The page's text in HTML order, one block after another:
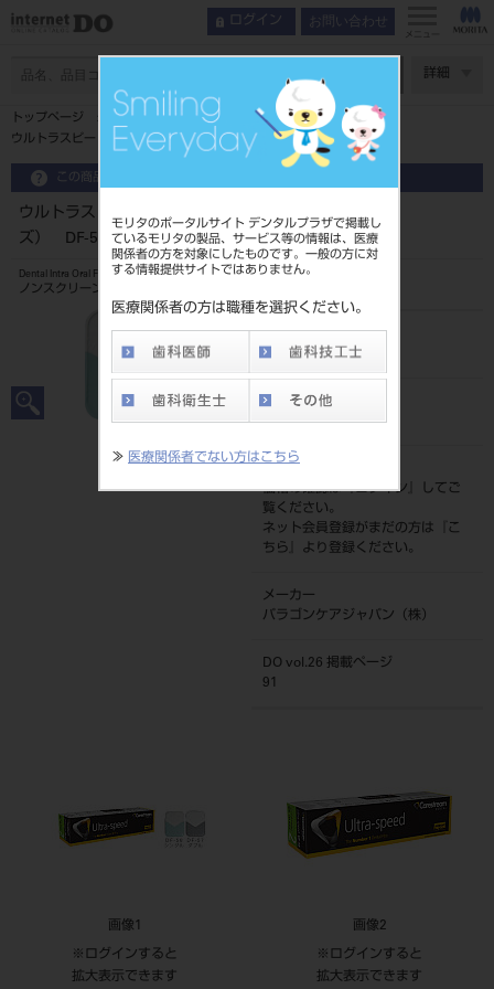
モリタのポータルサイト デンタルプラザで掲載し
ているモリタの製品、サービス等の情報は、医療
関係者の方を対象にしたものです。一般の方に対
する情報提供サイトではありません。
医療関係者の方は職種を選択ください。
≫ 医療関係者でない方はこちら
ログイン お問い合わせ
メニュー
詳細
トップページ
ウルトラスピード デンタルフィルム（標準型標準サイズ） DF-58
この商品に関するお問い合わせ
ウルトラスピード デンタルフィルム（標準型標準サイ
ズ） DF-58
Dental Intra Oral Film
ノンスクリーン型歯科画像診断用X線フィルム
品目コード
206660010
JAN/EANコード
0889971658195
価格の確認は『ログイン
』してご
覧ください。
ネット会員登録がまだの方は『
こ
ちら
』より登録ください。
メーカー
パラゴンケアジャパン（株）
DO vol.26 掲載ページ
91
画像1
※ログインすると
拡大表示できます
画像2
※ログインすると
拡大表示できます